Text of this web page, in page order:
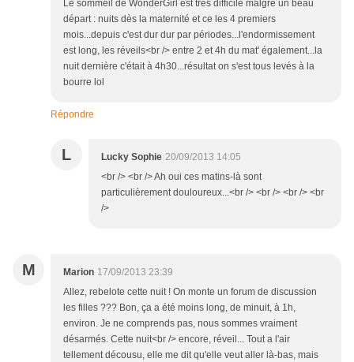
Le sommeil de WonderGirl est très difficile malgré un beau
départ : nuits dès la maternité et ce les 4 premiers
mois...depuis c'est dur dur par périodes...l'endormissement
est long, les réveils<br /> entre 2 et 4h du mat' également...la
nuit dernière c'était à 4h30...résultat on s'est tous levés à la
bourre lol
Répondre
L Lucky Sophie 20/09/2013 14:05
<br /> <br /> Ah oui ces matins-là sont
particulièrement douloureux...<br /> <br /> <br /> <br
/>
M Marion 17/09/2013 23:39
Allez, rebelote cette nuit ! On monte un forum de discussion
les filles ??? Bon, ça a été moins long, de minuit, à 1h,
environ. Je ne comprends pas, nous sommes vraiment
désarmés. Cette nuit<br /> encore, réveil... Tout a l'air
tellement décousu, elle me dit qu'elle veut aller là-bas, mais